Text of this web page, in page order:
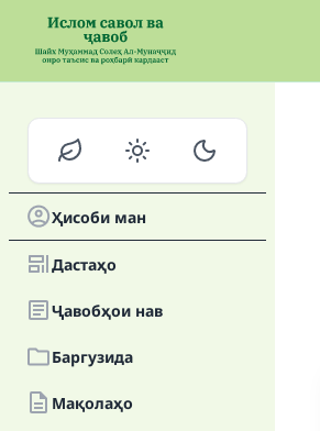
Ҳисоби ман
Дастаҳо
Ҷавобҳои нав
Баргузида
Мақолаҳо